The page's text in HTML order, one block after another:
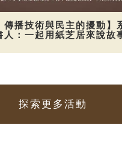
傳播技術與民主的擾動】
：一起用紙芝居來說故
探索更多活動